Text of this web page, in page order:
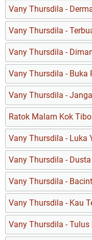
Vany Thursdila -
Vany Thursdila -
Vany Thursdila -
Vany Thursdila - Buka
Vany Thursdila -
Ratok Malam Kok
Vany Thursdila - Luka
Vany Thursdila -
Vany Thursdila -
Vany Thursdila - Kau
Vany Thursdila - Tulus